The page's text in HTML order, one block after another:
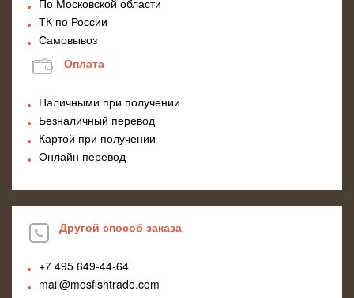
ТК по России
Самовывоз
Оплата
Наличными при получении
Безналичный перевод
Картой при получении
Онлайн перевод
Другой способ заказа
+7 495 649-44-64
mail@mosfishtrade.com